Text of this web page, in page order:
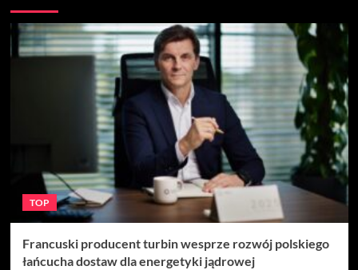
TOP
Francuski producent turbin wesprze rozwój polskiego
łańcucha dostaw dla energetyki jądrowej